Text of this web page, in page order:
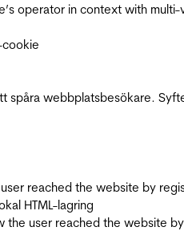
operator in context with
cookie
spåra webbplatsbesökare.
reached the website by
HTML-lagring
the user reached the website